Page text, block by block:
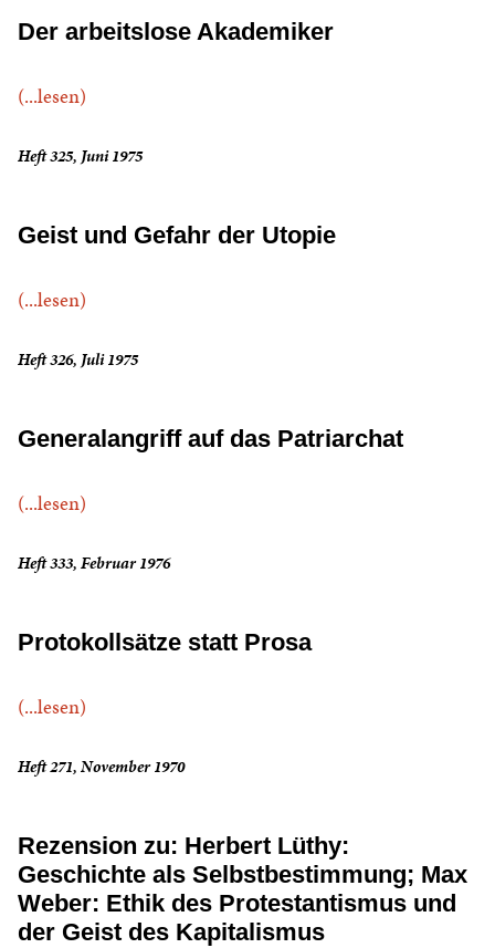
Der arbeitslose Akademiker
(...lesen)
Heft 325, Juni 1975
Geist und Gefahr der Utopie
(...lesen)
Heft 326, Juli 1975
Generalangriff auf das Patriarchat
(...lesen)
Heft 333, Februar 1976
Protokollsätze statt Prosa
(...lesen)
Heft 271, November 1970
Rezension zu: Herbert Lüthy:
Geschichte als Selbstbestimmung; Max
Weber: Ethik des Protestantismus und
der Geist des Kapitalismus